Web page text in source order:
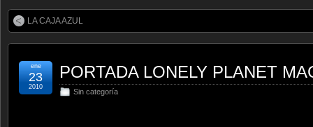
LA CAJA AZUL
PORTADA LONELY PLANET
Sin categoría
ene
23
2010